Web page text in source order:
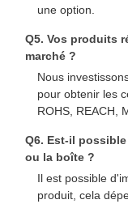
une option.
Q5. Vos produits
marché ?
Nous
pour obtenir les
ROHS, REACH,
Q6. Est-il
ou la boîte ?
Il est possible
produit, cela